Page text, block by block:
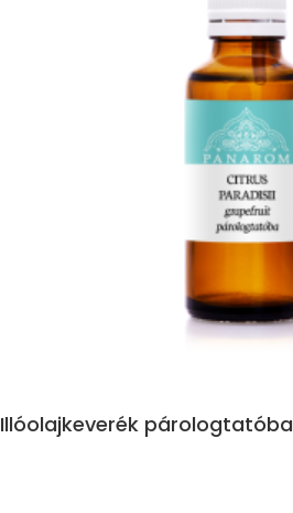
Illóolajkeverék párologtatóba